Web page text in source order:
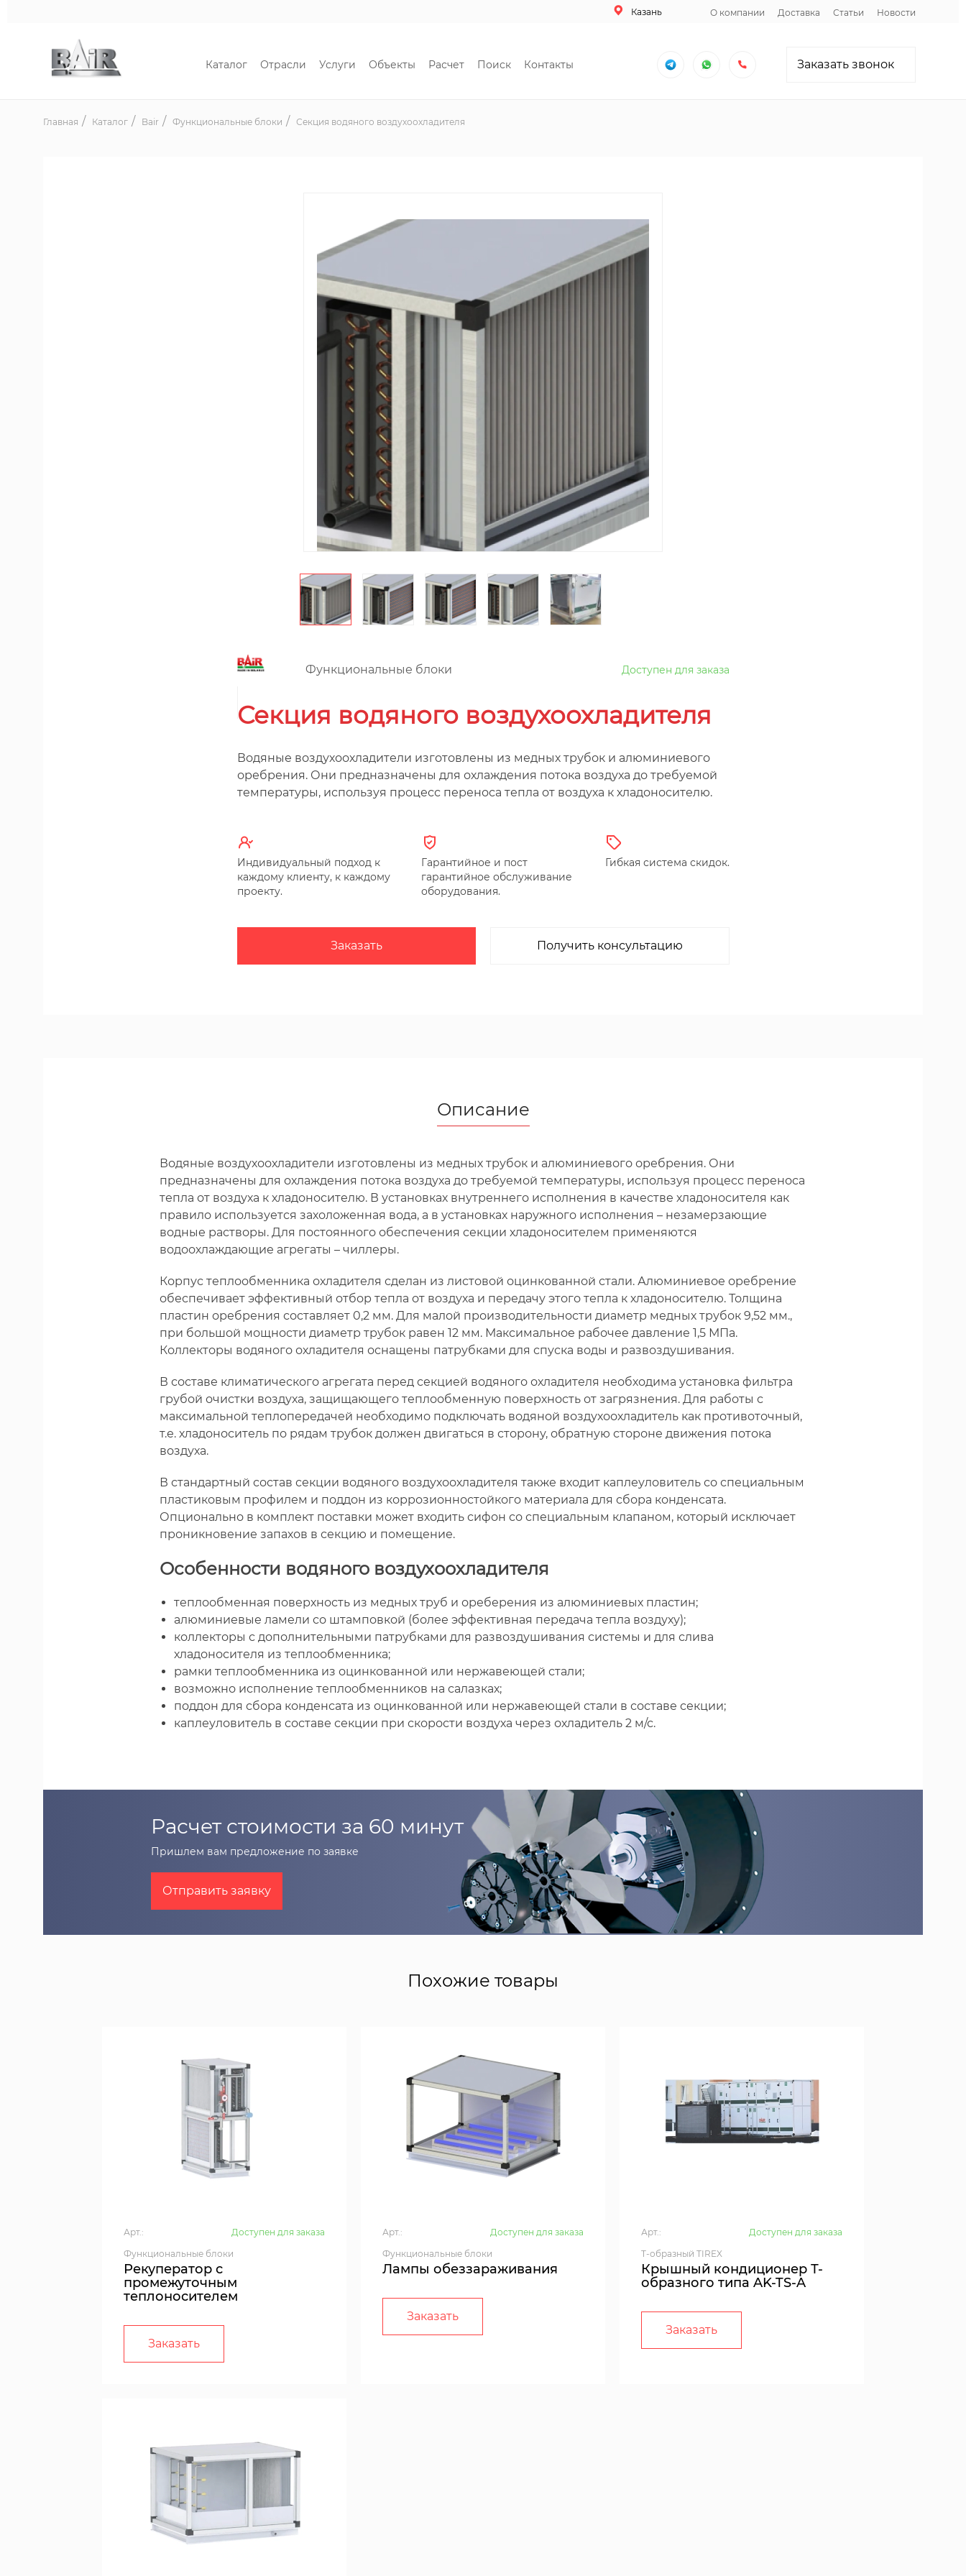
О компании Доставка Статьи Новости
Казань
Каталог Отрасли Услуги Объекты Расчет Поиск Контакты Заказать звонок
Главная Каталог Bair Функциональные блоки Секция водяного воздухоохладителя
Функциональные блоки Доступен для заказа
Секция водяного воздухоохладителя
Водяные воздухоохладители изготовлены из медных трубок и алюминиевого
оребрения. Они предназначены для охлаждения потока воздуха до требуемой
температуры, используя процесс переноса тепла от воздуха к хладоносителю.
Индивидуальный подход к
каждому клиенту, к каждому
проекту.
Гарантийное и пост
гарантийное обслуживание
оборудования.
Гибкая система скидок.
Заказать Получить консультацию
Описание
Водяные воздухоохладители изготовлены из медных трубок и алюминиевого оребрения. Они
предназначены для охлаждения потока воздуха до требуемой температуры, используя процесс переноса
тепла от воздуха к хладоносителю. В установках внутреннего исполнения в качестве хладоносителя как
правило используется захоложенная вода, а в установках наружного исполнения – незамерзающие
водные растворы. Для постоянного обеспечения секции хладоносителем применяются
водоохлаждающие агрегаты – чиллеры.
Корпус теплообменника охладителя сделан из листовой оцинкованной стали. Алюминиевое оребрение
обеспечивает эффективный отбор тепла от воздуха и передачу этого тепла к хладоносителю. Толщина
пластин оребрения составляет 0,2 мм. Для малой производительности диаметр медных трубок 9,52 мм.,
при большой мощности диаметр трубок равен 12 мм. Максимальное рабочее давление 1,5 МПа.
Коллекторы водяного охладителя оснащены патрубками для спуска воды и развоздушивания.
В составе климатического агрегата перед секцией водяного охладителя необходима установка фильтра
грубой очистки воздуха, защищающего теплообменную поверхность от загрязнения. Для работы с
максимальной теплопередачей необходимо подключать водяной воздухоохладитель как противоточный,
т.е. хладоноситель по рядам трубок должен двигаться в сторону, обратную стороне движения потока
воздуха.
В стандартный состав секции водяного воздухоохладителя также входит каплеуловитель со специальным
пластиковым профилем и поддон из коррозионностойкого материала для сбора конденсата.
Опционально в комплект поставки может входить сифон со специальным клапаном, который исключает
проникновение запахов в секцию и помещение.
Особенности водяного воздухоохладителя
теплообменная поверхность из медных труб и ореберения из алюминиевых пластин;
алюминиевые ламели со штамповкой (более эффективная передача тепла воздуху);
коллекторы с дополнительными патрубками для развоздушивания системы и для слива
хладоносителя из теплообменника;
рамки теплообменника из оцинкованной или нержавеющей стали;
возможно исполнение теплообменников на салазках;
поддон для сбора конденсата из оцинкованной или нержавеющей стали в составе секции;
каплеуловитель в составе секции при скорости воздуха через охладитель 2 м/с.
Расчет стоимости за 60 минут
Пришлем вам предложение по заявке
Отправить заявку
Похожие товары
Арт.:
Доступен для заказа
Функциональные блоки
Рекуператор с
промежуточным
теплоносителем
Заказать
Арт.:
Доступен для заказа
Функциональные блоки
Лампы обеззараживания
Заказать
Арт.:
Доступен для заказа
T-образный TIREX
Крышный кондиционер Т-
образного типа AK-TS-A
Заказать